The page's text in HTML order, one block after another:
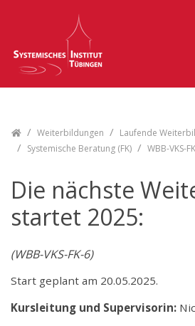
Skip navigation
Weiterbildungen
Laufende
Systemische Beratung (FK)
WBB-VKS-
Die nächste
startet 2025:
(WBB-VKS-FK-6)
Start geplant am 20.05.2025.
Kursleitung und Supervisorin: